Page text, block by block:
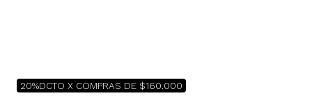
20%DCTO X COMPRAS DE $160.000